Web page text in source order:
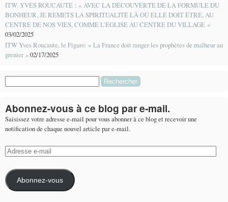
ITW. YVES ROUCAUTE : « AVEC LA DÉCOUVERTE DE LA FORMULE DU
BONHEUR, JE REMETS LA SPIRITUALITÉ LÀ OÙ ELLE DOIT ÊTRE, AU
CENTRE DE NOS VIES, COMME L’ÉGLISE AU CENTRE DU VILLAGE »
03/02/2025
ITW Yves Roucaute, le Figaro: « La France doit ranger les prophètes de malheur au
grenier »02/17/2025
Abonnez-vous à ce blog par e-mail.
Saisissez votre adresse e-mail pour vous abonner à ce blog et recevoir une
notification de chaque nouvel article par e-mail.
Adresse
mail
Abonnez-vous